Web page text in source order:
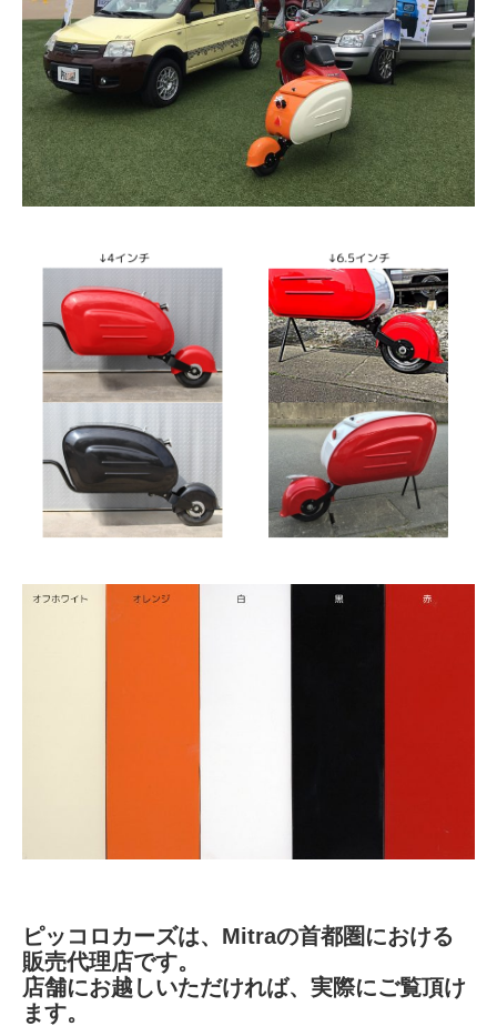
ピッコロカーズは、Mitraの首都圏における
販売代理店です。
店舗にお越しいただければ、実際にご覧頂け
ます。